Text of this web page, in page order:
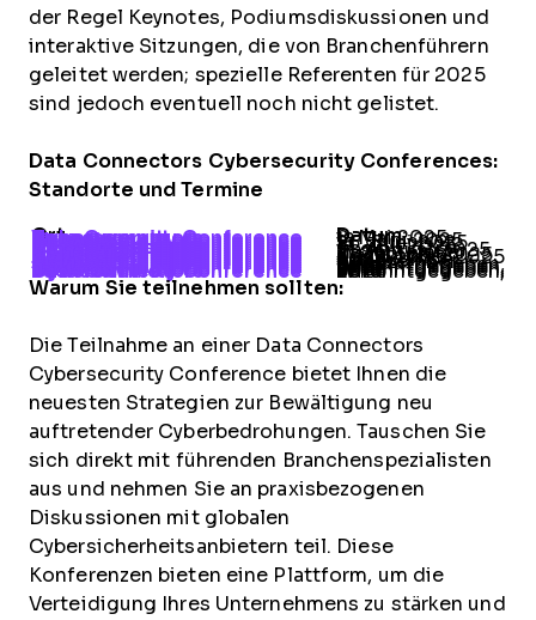
der Regel Keynotes, Podiumsdiskussionen und
interaktive Sitzungen, die von Branchenführern
geleitet werden; spezielle Referenten für 2025
sind jedoch eventuell noch nicht gelistet.
Data Connectors Cybersecurity Conferences:
Standorte und Termine
Ort Datum
Data Connectors Cybersecurity Conference Vancouver 8. Mai 2025
Data Connectors Cybersecurity Conference Phoenix 12. Juni 2025
Data Connectors Cybersecurity Conference Houston 26. Juni 2025
Data Connectors Cybersecurity Conference Charlotte 17. Juli 2025
Data Connectors Cybersecurity Conference Los Angeles 31. Juli 2025
Data Connectors Cybersecurity Conference Chicago 21. August 2025
Data Connectors Cybersecurity Conference Columbus 11. September 2025
Data Connectors Cybersecurity Conference Kansas City 2. Oktober 2025
Data Connectors Cybersecurity Conference Nashville 23. Oktober 2025
Data Connectors Cybersecurity Conference Dallas 6. November 2025
Data Connectors Cybersecurity Conference Atlanta 4. Dezember 2025
Data Connectors Cybersecurity Conference Denver Wird bekanntgegeben, 2026
Data Connectors Cybersecurity Conference Philly Wird bekanntgegeben, 2026
Data Connectors Cybersecurity Conference Toronto Wird bekanntgegeben, 2026
Data Connectors Cybersecurity Conference Jacksonville
Wird bekanntgegeben, 2026
Warum Sie teilnehmen sollten:
Die Teilnahme an einer Data Connectors
Cybersecurity Conference bietet Ihnen die
neuesten Strategien zur Bewältigung neu
auftretender Cyberbedrohungen. Tauschen Sie
sich direkt mit führenden Branchenspezialisten
aus und nehmen Sie an praxisbezogenen
Diskussionen mit globalen
Cybersicherheitsanbietern teil. Diese
Konferenzen bieten eine Plattform, um die
Verteidigung Ihres Unternehmens zu stärken und